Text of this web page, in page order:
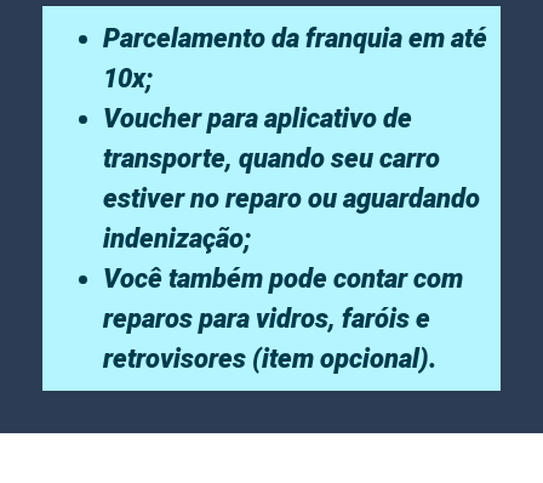
Parcelamento da franquia em até
10x;
Voucher para aplicativo de
transporte, quando seu carro
estiver no reparo ou aguardando
indenização;
Você também pode contar com
reparos para vidros, faróis e
retrovisores (item opcional).